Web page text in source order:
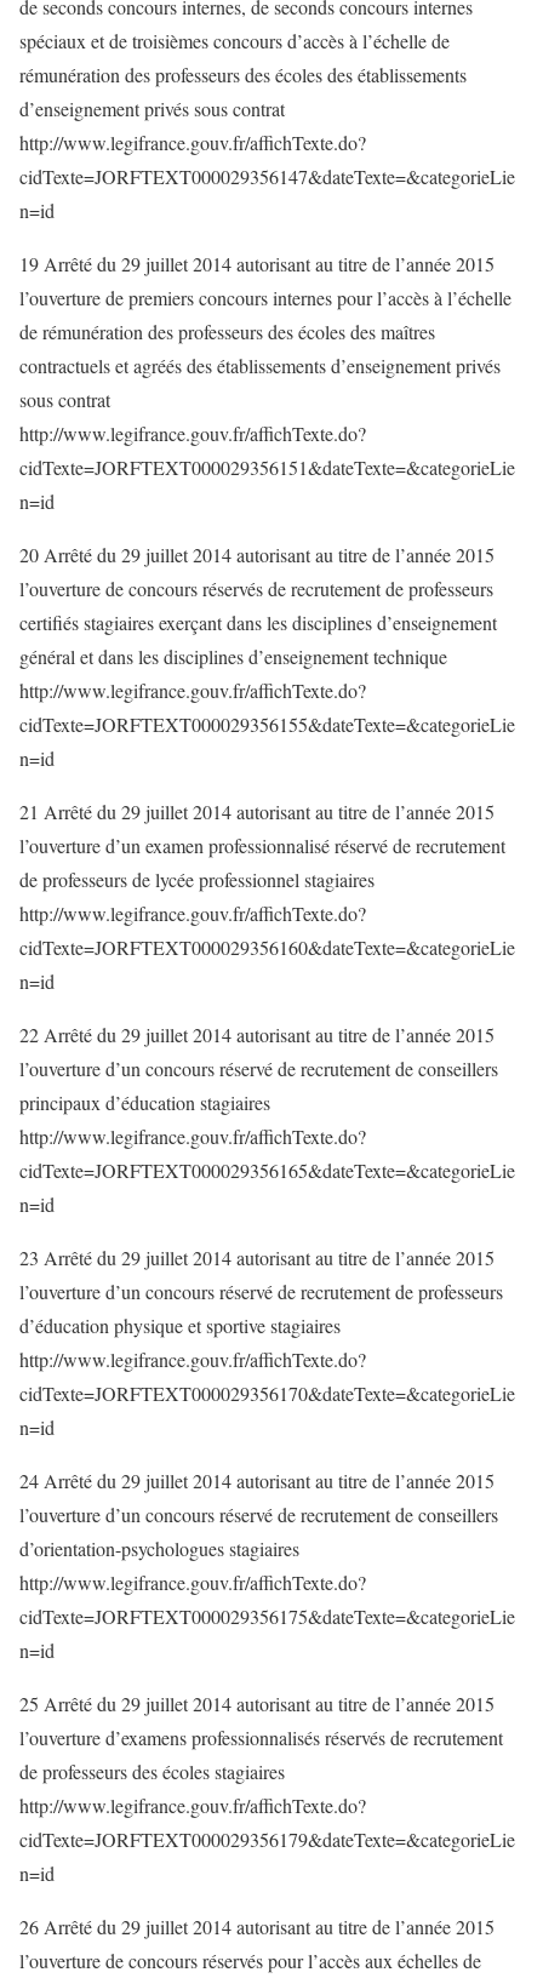
de seconds concours internes, de seconds concours internes
spéciaux et de troisièmes concours d’accès à l’échelle de
rémunération des professeurs des écoles des établissements
d’enseignement privés sous contrat
http://www.legifrance.gouv.fr/affichTexte.do?
cidTexte=JORFTEXT000029356147&dateTexte=&categorieLie
n=id
19 Arrêté du 29 juillet 2014 autorisant au titre de l’année 2015
l’ouverture de premiers concours internes pour l’accès à l’échelle
de rémunération des professeurs des écoles des maîtres
contractuels et agréés des établissements d’enseignement privés
sous contrat
http://www.legifrance.gouv.fr/affichTexte.do?
cidTexte=JORFTEXT000029356151&dateTexte=&categorieLie
n=id
20 Arrêté du 29 juillet 2014 autorisant au titre de l’année 2015
l’ouverture de concours réservés de recrutement de professeurs
certifiés stagiaires exerçant dans les disciplines d’enseignement
général et dans les disciplines d’enseignement technique
http://www.legifrance.gouv.fr/affichTexte.do?
cidTexte=JORFTEXT000029356155&dateTexte=&categorieLie
n=id
21 Arrêté du 29 juillet 2014 autorisant au titre de l’année 2015
l’ouverture d’un examen professionnalisé réservé de recrutement
de professeurs de lycée professionnel stagiaires
http://www.legifrance.gouv.fr/affichTexte.do?
cidTexte=JORFTEXT000029356160&dateTexte=&categorieLie
n=id
22 Arrêté du 29 juillet 2014 autorisant au titre de l’année 2015
l’ouverture d’un concours réservé de recrutement de conseillers
principaux d’éducation stagiaires
http://www.legifrance.gouv.fr/affichTexte.do?
cidTexte=JORFTEXT000029356165&dateTexte=&categorieLie
n=id
23 Arrêté du 29 juillet 2014 autorisant au titre de l’année 2015
l’ouverture d’un concours réservé de recrutement de professeurs
d’éducation physique et sportive stagiaires
http://www.legifrance.gouv.fr/affichTexte.do?
cidTexte=JORFTEXT000029356170&dateTexte=&categorieLie
n=id
24 Arrêté du 29 juillet 2014 autorisant au titre de l’année 2015
l’ouverture d’un concours réservé de recrutement de conseillers
d’orientation-psychologues stagiaires
http://www.legifrance.gouv.fr/affichTexte.do?
cidTexte=JORFTEXT000029356175&dateTexte=&categorieLie
n=id
25 Arrêté du 29 juillet 2014 autorisant au titre de l’année 2015
l’ouverture d’examens professionnalisés réservés de recrutement
de professeurs des écoles stagiaires
http://www.legifrance.gouv.fr/affichTexte.do?
cidTexte=JORFTEXT000029356179&dateTexte=&categorieLie
n=id
26 Arrêté du 29 juillet 2014 autorisant au titre de l’année 2015
l’ouverture de concours réservés pour l’accès aux échelles de